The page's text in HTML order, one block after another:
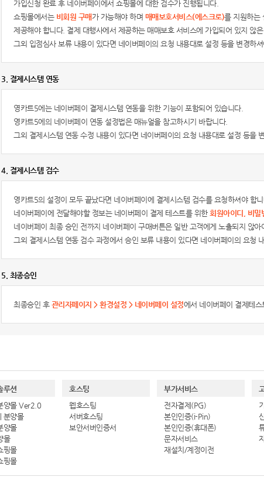
가입신청 완료 후 네이버페이에서 쇼핑몰에 대한 검수가 진행됩니다.
쇼핑몰에서는 비회원 구매 가 가능해야 하며 매매보호서비스(에스크로)를 지원하는
제공해야 합니다. 결제 대행사에서 제공하는 매매보호 서비스에 가입되어 있지 않
그외 입점심사 보류 내용이 있다면 네이버페이의 요청 내용대로 설정 등을 변경하셔
3. 결제시스템 연동
영카트5에는 네이버페이 결제시스템 연동을 위한 기능이 포함되어 있습니다.
영카트5에의 네이버페이 연동 설정법은 매뉴얼을 참고하시기 바랍니다.
그외 결제시스템 연동 수정 내용이 있다면 네이버페이의 요청 내용대로 설정 등을
4. 결제시스템 검수
영카트5의 설정이 모두 끝났다면 네이버페이에 결제시스템 검수를 요청하셔야 합니
네이버페이에 전달해야할 정보는 네이버페이 결제 테스트를 위한 회원아이디, 비밀
네이버페이 최종 승인 전까지 네이버페이 구매버튼은 일반 고객에게 노출되지 않아
그외 결제시스템 연동 검수 과정에서 승인 보류 내용이 있다면 네이버페이의 요청
5. 최종승인
최종승인 후 관리자페이지 > 환경설정 > 네이버페이 설정에서 네이버페이 결제테스
루션
양몰 Ver2.0
분양몰
양몰
몰
핑몰
핑몰
호스팅
웹호스팅
서버호스팅
보안서버인증서
부가서비스
전자결제(PG)
본인인증(i-Pin)
본인인증(휴대폰)
문자서비스
재설치/계정이전